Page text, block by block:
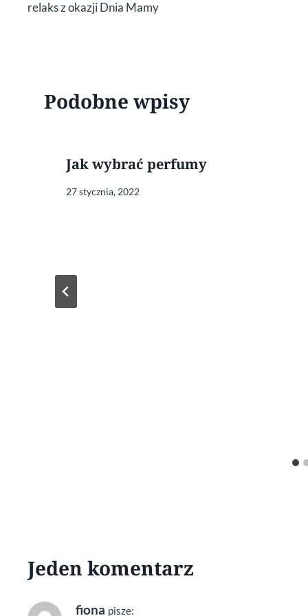
relaks z okazji Dnia Mamy
Podobne wpisy
Jak wybrać perfumy
27 stycznia, 2022
Jeden komentarz
fiona pisze: